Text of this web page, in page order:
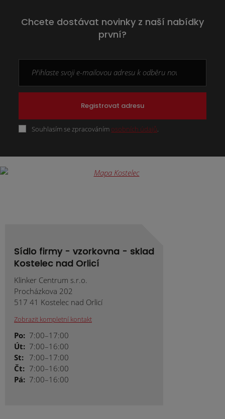
Chcete dostávat novinky z naší nabídky
první?
Registrovat adresu
Souhlasím se zpracováním osobních údajů.
Sídlo firmy - vzorkovna - sklad
Kostelec nad Orlicí
Klinker Centrum s.r.o.
Procházkova 202
517 41 Kostelec nad Orlicí
Zobrazit kompletní kontakt
Po: 7:00–17:00
Út: 7:00–16:00
St: 7:00–17:00
Čt: 7:00–16:00
Pá: 7:00–16:00